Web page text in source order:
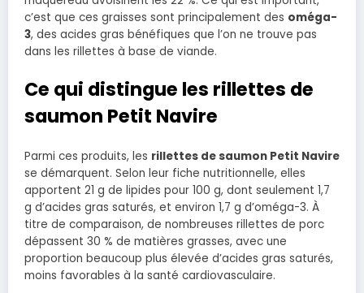
c’est que ces graisses sont principalement des oméga-
3, des acides gras bénéfiques que l’on ne trouve pas
dans les rillettes à base de viande.
Ce qui distingue les rillettes de
saumon Petit Navire
Parmi ces produits, les rillettes de saumon Petit Navire
se démarquent. Selon leur fiche nutritionnelle, elles
apportent 21 g de lipides pour 100 g, dont seulement 1,7
g d’acides gras saturés, et environ 1,7 g d’oméga-3. À
titre de comparaison, de nombreuses rillettes de porc
dépassent 30 % de matières grasses, avec une
proportion beaucoup plus élevée d’acides gras saturés,
moins favorables à la santé cardiovasculaire.